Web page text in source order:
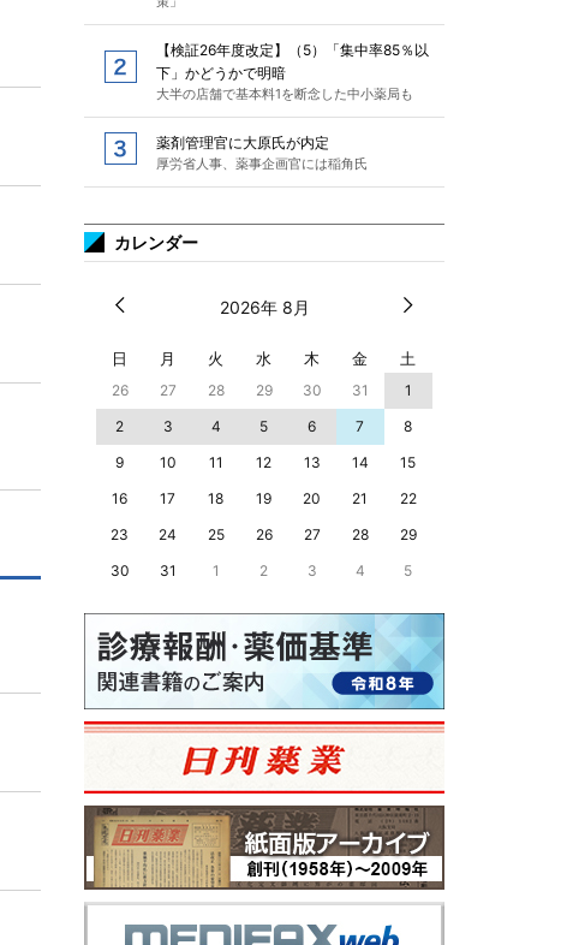
【検証26年度改定】（5）「集中率85％以
下」かどうかで明暗
大半の店舗で基本料1を断念した中小薬局も
薬剤管理官に大原氏が内定
厚労省人事、薬事企画官には稲角氏
カレンダー
2026年 8月
日 月 火 水 木 金 土
26 27 28 29 30 31
1
2
3 4 5 6 7
8
9
10 11 12 13 14
15
16
17 18 19 20 21
22
23
24 25 26 27 28
29
30
31 1 2 3 4 5